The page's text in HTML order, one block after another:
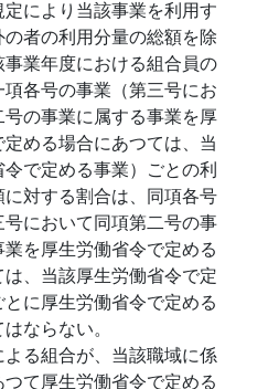
により当該事業を利用す
の者の利用分量の総額を除
事業年度における組合員の
各号の事業（第三号にお
の事業に属する事業を厚
める場合にあつては、当
で定める事業）ごとの利
対する割合は、同項各号
において同項第二号の事
を厚生労働省令で定める
、当該厚生労働省令で定
に厚生労働省令で定める
ならない。
よる組合が、当該職域に係
つて厚生労働省令で定める